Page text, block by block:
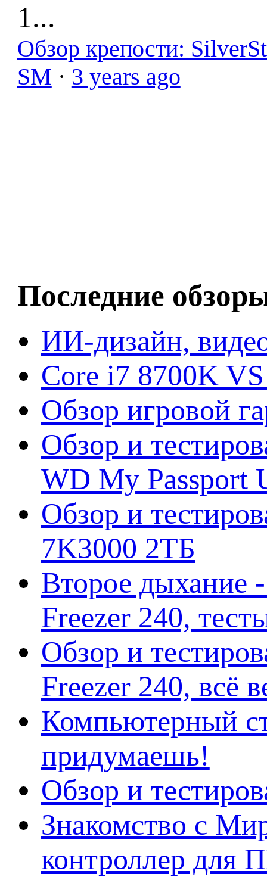
1...
Обзор крепости:
SM · 3 years ago
Последние
ИИ-дизайн,
Core i7 8700K
Обзор игровой
Обзор и
WD My Passport
Обзор и
7K3000 2ТБ
Второе дыхание
Freezer 240,
Обзор и
Freezer 240, всё
Компьютерный
придумаешь!
Обзор и
Знакомство с
контроллер для